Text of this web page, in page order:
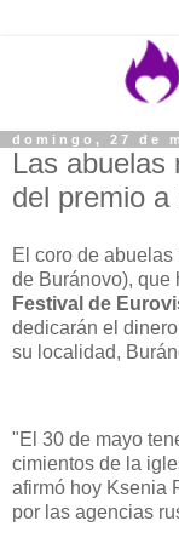
domingo, 27 de
Las abuelas
del premio
El coro de
de Buránovo), que
Festival de
dedicarán el
su localidad,
"El 30 de mayo
cimientos de la
afirmó hoy Ksenia
por las agencias